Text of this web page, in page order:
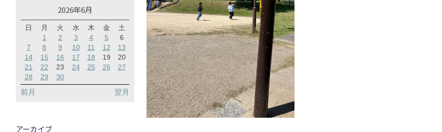
2026年6月
日 月 火 水 木 金
土
1
2 3 4 5
6
7
8 9 10 11 12
13
14
15 16 17 18 19
20
21
22 23 24 25 26
27
28
29 30
前月 翌月
アーカイブ